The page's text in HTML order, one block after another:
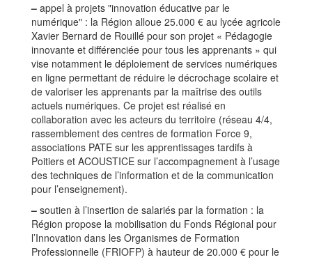
– appel à projets "innovation éducative par le
numérique" : la Région alloue 25.000 € au lycée agricole
Xavier Bernard de Rouillé pour son projet « Pédagogie
innovante et différenciée pour tous les apprenants » qui
vise notamment le déploiement de services numériques
en ligne permettant de réduire le décrochage scolaire et
de valoriser les apprenants par la maîtrise des outils
actuels numériques. Ce projet est réalisé en
collaboration avec les acteurs du territoire (réseau 4/4,
rassemblement des centres de formation Force 9,
associations PATE sur les apprentissages tardifs à
Poitiers et ACOUSTICE sur l’accompagnement à l’usage
des techniques de l’information et de la communication
pour l’enseignement).
– soutien à l’insertion de salariés par la formation : la
Région propose la mobilisation du Fonds Régional pour
l’Innovation dans les Organismes de Formation
Professionnelle (FRIOFP) à hauteur de 20.000 € pour le